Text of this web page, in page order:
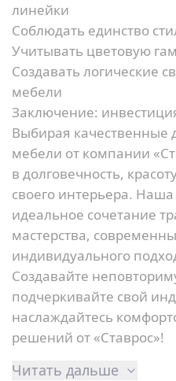
линейки
Соблюдать единство
Учитывать цветовую
Создавать логические
мебели
Заключение:
Выбирая качественные
мебели от компании
в долговечность,
своего интерьера.
идеальное сочетание
мастерства,
индивидуального
Создавайте
подчеркивайте свой
наслаждайтесь
решений от «Ставрос»!
Читать дальше